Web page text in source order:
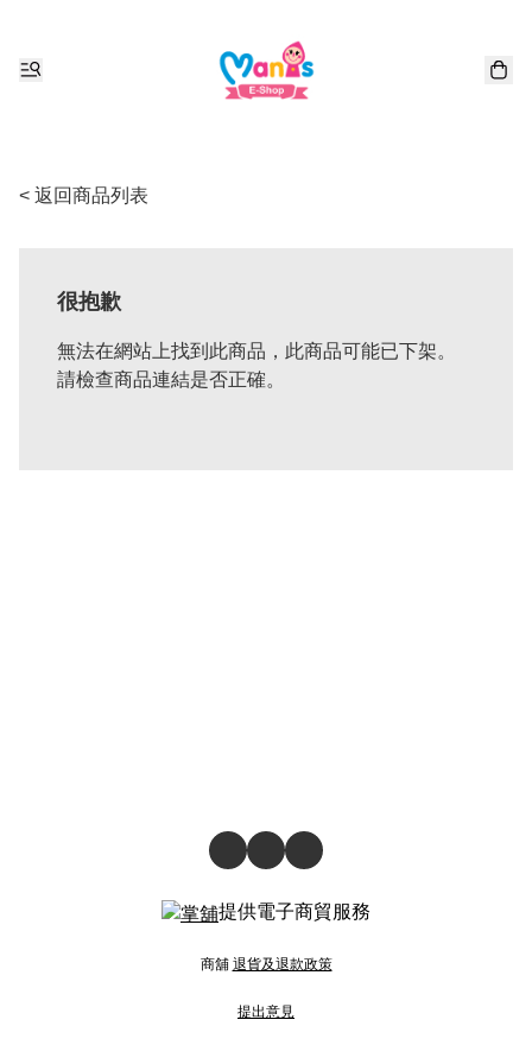
< 返回商品列表
很抱歉
無法在網站上找到此商品，此商品可能已下架。
請檢查商品連結是否正確。
提供電子商貿服務
商舖 退貨及退款政策
提出意見